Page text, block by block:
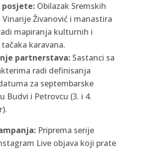
posjete:Obilazak Sremskih
Vinarije Živanović i manastira
mapiranja kulturnih i
karavana.
partnerstava:Sastanci sa
radi definisanja
za septembarske
Budvi i Petrovcu (3. i 4.
Priprema serije
Live objava koji prate